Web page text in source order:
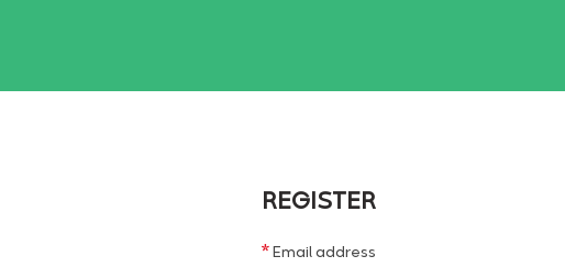
REGISTER
Email address
*